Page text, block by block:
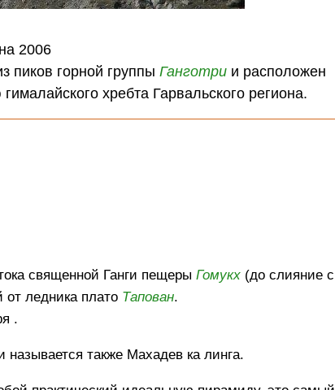
2006
пиков горной группыГанготри и расположен
хребта Гарвальского региона.
священной Ганги пещерыГомукх (до слияние с
от ледника плато Тапован.
.
называется также Махадев ка линга.